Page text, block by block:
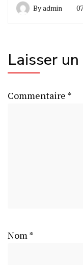
Byadmin
Laisser
Commentaire *
Nom *